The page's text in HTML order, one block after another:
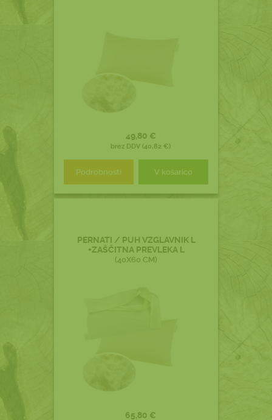
49,80 €
brez DDV (40,82 €)
Podrobnosti V košarico
PERNATI / PUH VZGLAVNIK L
+ZAŠČITNA PREVLEKA L
(40X60 CM)
65,80 €